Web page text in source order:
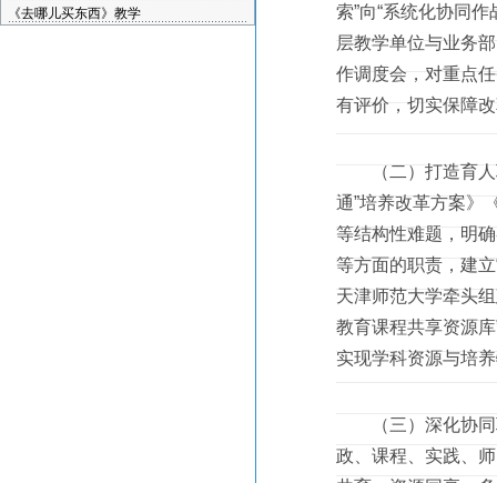
《去哪儿买东西》教学
索”向“系统化协同
层教学单位与业务
作调度会，对重点
有评价，切实保障
（二）打造育人
通”培养改革方案》
等结构性难题，明
等方面的职责，建
天津师范大学牵头
教育课程共享资源
实现学科资源与培
（三）深化协同
政、课程、实践、